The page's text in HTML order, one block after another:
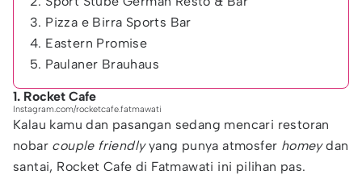
3. Pizza e Birra Sports Bar
4. Eastern Promise
5. Paulaner Brauhaus
1. Rocket Cafe
Instagram.com/rocketcafe.fatmawati
Kalau kamu dan pasangan sedang mencari restoran
nobar couple friendlyyang punya atmosfer homeydan
santai, Rocket Cafe di Fatmawati ini pilihan pas.